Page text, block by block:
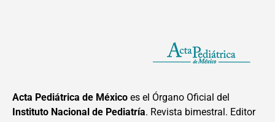
Acta Pediátrica de México es el Órgano Oficial del
Instituto Nacional de Pediatría. Revista bimestral. Editor